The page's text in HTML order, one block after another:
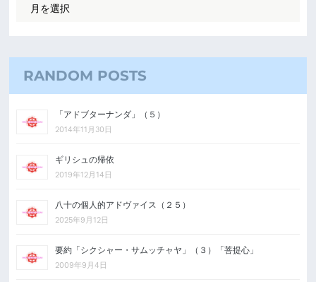
RANDOM POSTS
「アドブターナンダ」（５）
2014年11月30日
ギリシュの帰依
2019年12月14日
八十の個人的アドヴァイス（２５）
2025年9月12日
要約「シクシャー・サムッチャヤ」（３）「菩提心」
2009年9月4日